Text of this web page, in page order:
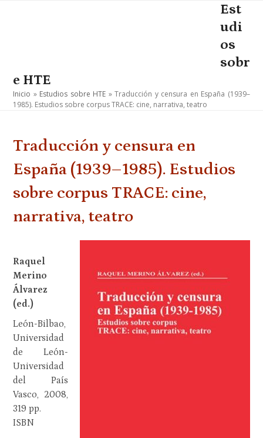
Est
udi
os
sobr
e HTE
Inicio » Estudios sobre HTE »Traducción y censura en España (1939–
1985). Estudios sobre corpus TRACE: cine, narrativa, teatro
Traducción y censura en
España (1939–1985). Estudios
sobre corpus TRACE: cine,
narrativa, teatro
Raquel
Merino
Álvarez
(ed.)
León-Bilbao,
Universidad
de León-
Universidad
del País
Vasco, 2008,
319 pp.
ISBN